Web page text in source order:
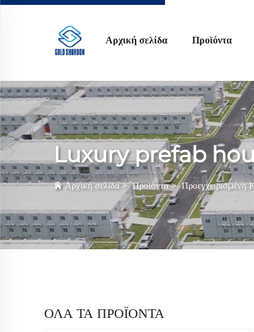
Αρχική σελίδα Προϊόντα
Luxury prefab
Αρχική σελίδα>Προϊόντα>Προεγχειρισμένη
ΟΛΑ ΤΑ ΠΡΟΪΟΝΤΑ